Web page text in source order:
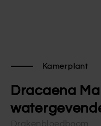
Kamerplant
Dracaena
Drakenbloedboom